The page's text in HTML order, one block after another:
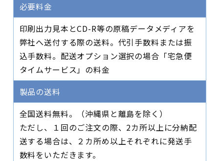
必要料金
印刷出力見本とCD-R等の原稿データメディアを
弊社へ送付する際の送料。代引手数料または振
込手数料。配送オプション選択の場合「宅急便
タイムサービス」の料金
製品の送料
全国送料無料。（沖縄県と離島を除く）
ただし、１回のご注文の際、2カ所以上に分納配
送する場合は、２カ所め以上それぞれに発送手
数料をいただきます。